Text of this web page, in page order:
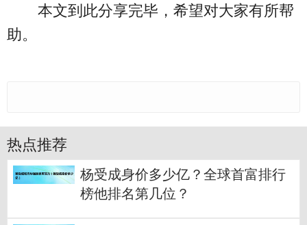
本文到此分享完毕，希望对大家有所帮
助。
热点推荐
杨受成身价多少亿？全球首富排行
榜他排名第几位？